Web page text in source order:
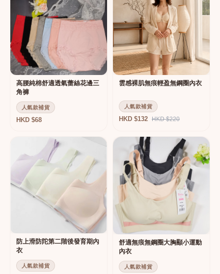
高腰純棉舒適透氣蕾絲花邊三
角褲
人氣款補貨
HKD $68
雲感裸肌無痕輕盈無鋼圈內衣
人氣款補貨
HKD $132 HKD $220
防上滑防陀第二階後發育期內
衣
人氣款補貨
舒適無痕無鋼圈大胸顯小運動
內衣
人氣款補貨